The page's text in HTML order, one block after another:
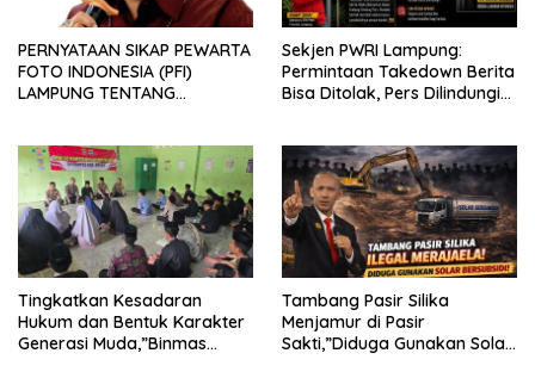
PERNYATAAN SIKAP PEWARTA
FOTO INDONESIA (PFI)
LAMPUNG TENTANG
TERHADAP JURNALIS DI
PENGADILAN NEGERI
TANJUNG KARANG.
Sekjen PWRI Lampung:
Permintaan Takedown Berita
Bisa Ditolak, Pers Dilindungi
Tingkatkan Kesadaran
Hukum dan Bentuk Karakter
Generasi Muda,”Binmas
Tambang Pasir Silika
Menjamur di Pasir
Sakti,”Diduga Gunakan Solar